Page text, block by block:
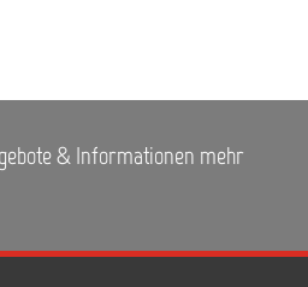
& Informationen mehr